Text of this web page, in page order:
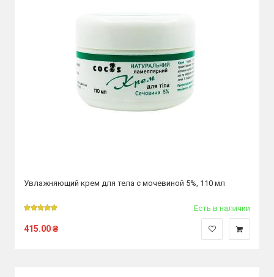
Увлажняющий крем для тела с мочевиной 5%, 110 мл
Есть в наличии
415.00₴